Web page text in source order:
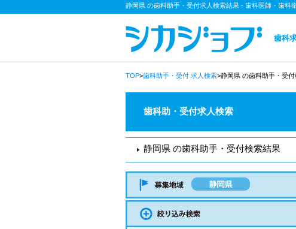
静岡県 の歯科助手・受付求人検索結果 - 歯科医師・歯科
歯科
TOP>歯科助手・受付求人検索>静岡県 の歯科助手・受
歯科助・受付求人検索
静岡県 の歯科助手・受付検索結果